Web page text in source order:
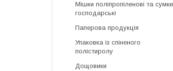
Мішки поліпропіленові та сумки
господарські
Паперова продукція
Упаковка із спіненого
полістиролу
Дощовики